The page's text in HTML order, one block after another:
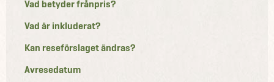
Vad betyder frånpris?
Vad är inkluderat?
Kan reseförslaget ändras?
Avresedatum